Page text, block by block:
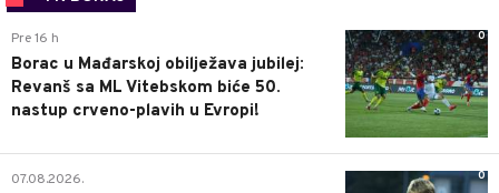
0
Pre 16 h
Borac u Mađarskoj obilježava jubilej:
Revanš sa ML Vitebskom biće 50.
nastup crveno-plavih u Evropi!
0
07.08.2026.